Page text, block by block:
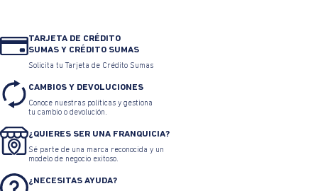
TARJETA DE CRÉDITO
SUMAS Y CRÉDITO SUMAS
Solicita tu Tarjeta de Crédito Sumas
CAMBIOS Y DEVOLUCIONES
Conoce nuestras políticas y gestiona
tu cambio o devolución.
¿QUIERES SER UNA FRANQUICIA?
Sé parte de una marca reconocida y un
modelo de negocio exitoso.
¿NECESITAS AYUDA?